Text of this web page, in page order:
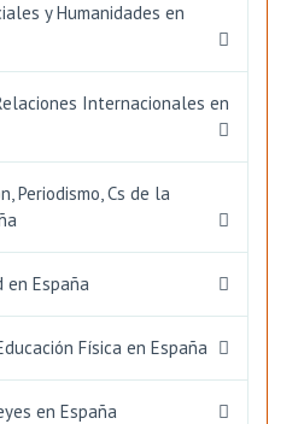
y Humanidades en
Internacionales en
Periodismo, Cs de la
en España
Física en España
en España